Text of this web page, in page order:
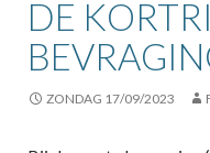
DE
ZONDAG 17/09/2023